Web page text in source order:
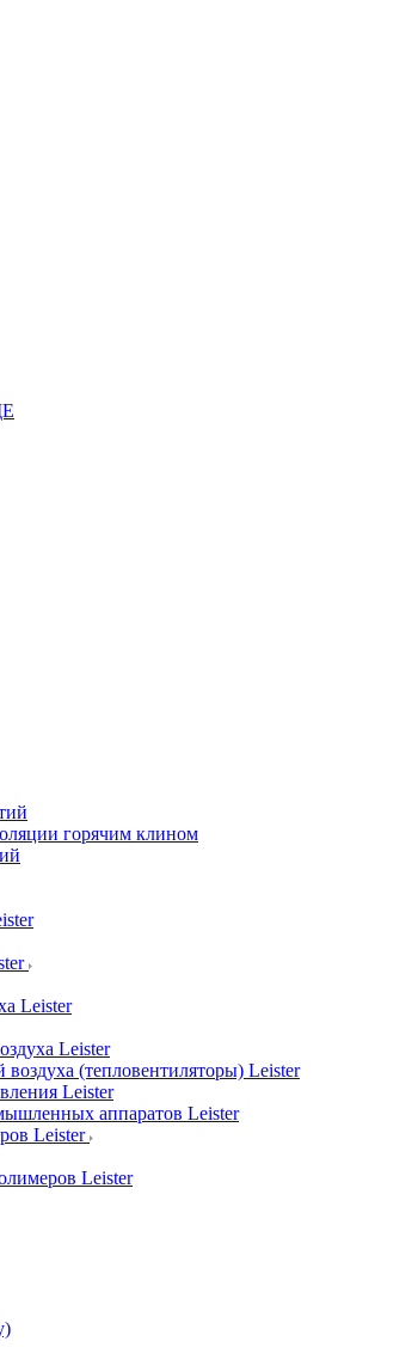
горячим клином
Leister
Leister
воздуха (тепловентиляторы) Leister
Leister
аппаратов Leister
Leister
Leister